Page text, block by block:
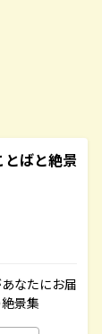
ばと絶景
なたにお届
景集